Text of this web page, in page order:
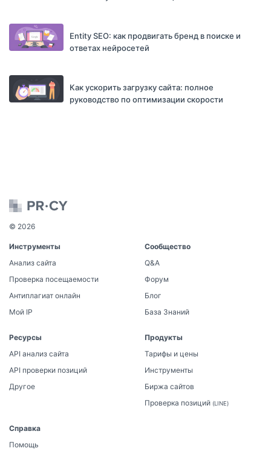
Entity SEO: как продвигать бренд в поиске и
ответах нейросетей
Как ускорить загрузку сайта: полное
руководство по оптимизации скорости
© 2026
Инструменты
Анализ сайта
Проверка посещаемости
Антиплагиат онлайн
Мой IP
Сообщество
Q&A
Форум
Блог
База Знаний
Ресурсы
API анализ сайта
API проверки позиций
Другое
Продукты
Тарифы и цены
Инструменты
Биржа сайтов
Проверка позиций (LINE)
Справка
Помощь